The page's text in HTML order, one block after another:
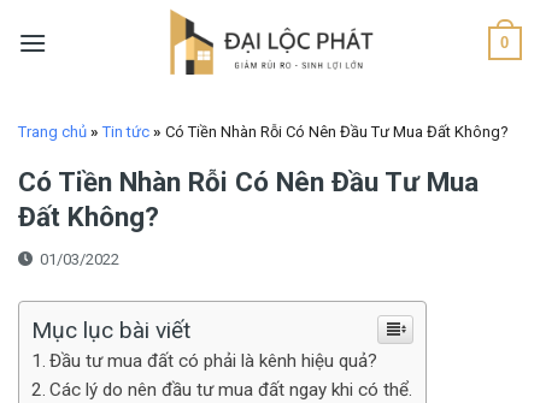
0
Trang chủ »Tin tức » Có Tiền Nhàn Rỗi Có Nên Đầu Tư Mua Đất Không?
Có Tiền Nhàn Rỗi Có Nên Đầu Tư Mua
Đất Không?
01/03/2022
Mục lục bài viết
Đầu tư mua đất có phải là kênh hiệu quả?
Các lý do nên đầu tư mua đất ngay khi có thể.